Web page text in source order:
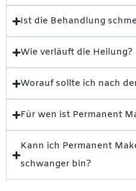
Ist die Behandlung
Wie verläuft die Heilung?
Worauf sollte ich nach
Für wen ist Permanent
Kann ich Permanent
schwanger bin?